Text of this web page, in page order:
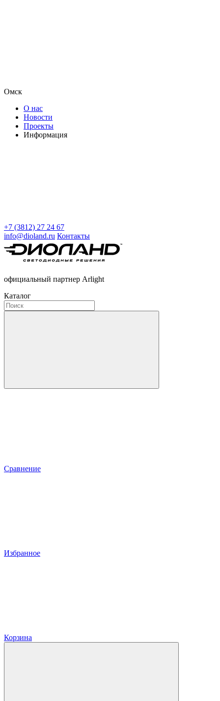
Омск
О нас
Новости
Проекты
Информация
+7 (3812) 27 24 67
info@dioland.ru Контакты
официальный партнер Arlight
Каталог
Сравнение
Избранное
Корзина